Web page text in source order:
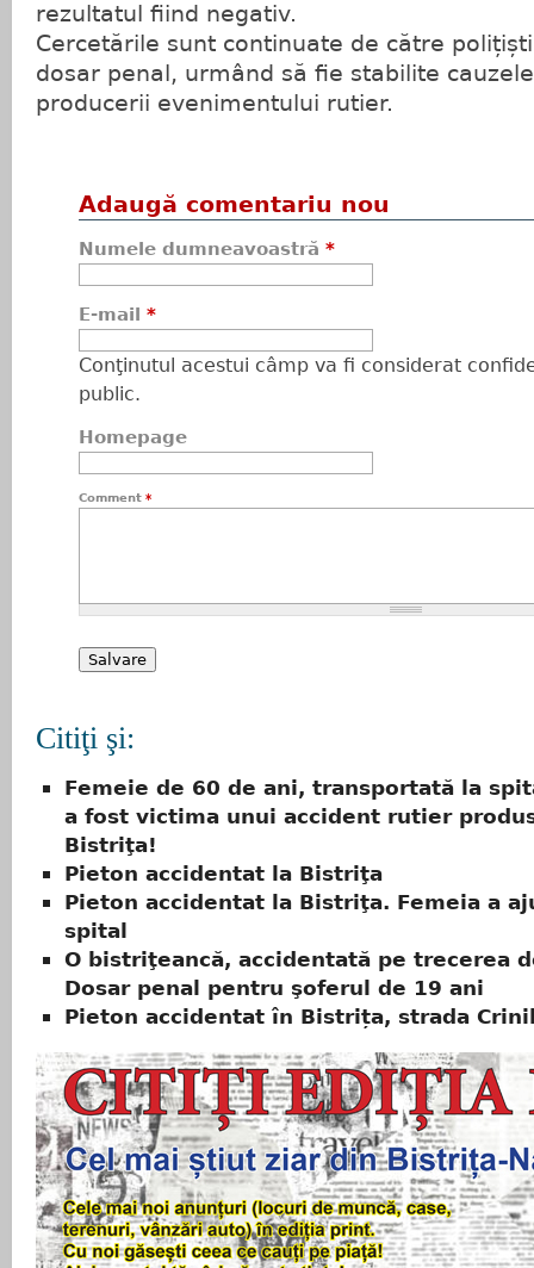
rezultatul fiind negativ.
Cercetările sunt continuate de către
dosar penal, urmând să fie stabilite
producerii evenimentului rutier.
Adaugă comentariu nou
Numele dumneavoastră *
E-mail *
Conţinutul acestui câmp va fi considerat
public.
Homepage
Comment *
Citiţi şi:
Femeie de 60 de ani, transportată la
a fost victima unui accident rutier
Bistriţa!
Pieton accidentat la Bistriţa
Pieton accidentat la Bistriţa. Femeia a
spital
O bistriţeancă, accidentată pe trecerea
Dosar penal pentru şoferul de 19 ani
Pieton accidentat în Bistrița, strada